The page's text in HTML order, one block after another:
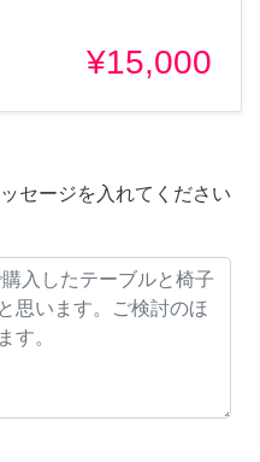
¥15,000
セージを入れてください